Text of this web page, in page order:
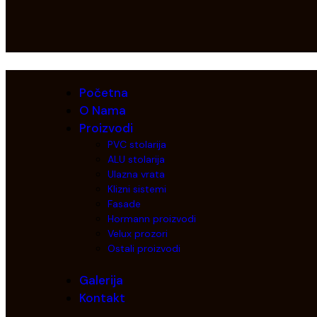
Početna
O Nama
Proizvodi
PVC stolarija
ALU stolarija
Ulazna vrata
Klizni sistemi
Fasade
Hormann proizvodi
Velux prozori
Ostali proizvodi
Galerija
Kontakt